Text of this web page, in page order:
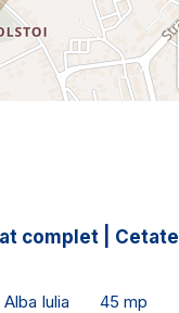
complet | Cetate
Iulia 45 mp